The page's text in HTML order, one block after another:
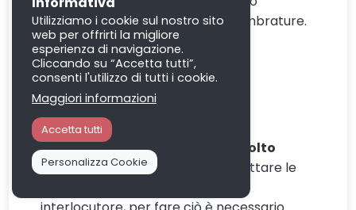
hardware per la gestione delle timbrature.
Come parlare con i
dipendenti?
Comunicare con un dipendente
richiedeapertura
ascolto
attivo. Bisogna innanzitutto rispettare le
Utilizziamo i cookie sul nostro sito
web per offrirti la migliore
esperienza di navigazione.
Cliccando su “Accetta tutti”,
consenti l'utilizzo di tutti i cookie.
Maggiori informazioni
Accetta tutti
Personalizza Cookie